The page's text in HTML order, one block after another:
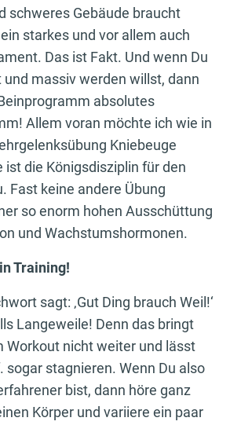
schweres Gebäude braucht
starkes und vor allem auch
Das ist Fakt. Und wenn Du
massiv werden willst, dann
absolutes
Allem voran möchte ich wie in
Kniebeuge
ist die Königsdisziplin für den
Fast keine andere Übung
so enorm hohen Ausschüttung
und Wachstumshormonen.
Training!
sagt: ‚Gut Ding brauch Weil!‘
Langeweile! Denn das bringt
Workout nicht weiter und lässt
sogar stagnieren. Wenn Du also
bist, dann höre ganz
Körper und variiere ein paar